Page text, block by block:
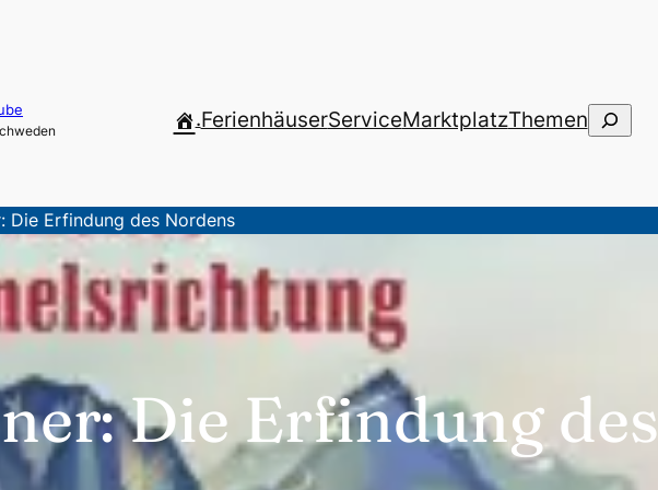
.FerienhäuserServiceMarktplatzThemenSuchen
Die Erfindung des Nordens
Die Erfindung des